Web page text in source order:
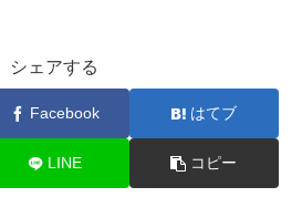
シェアする
Facebook はてブ
LINE コピー